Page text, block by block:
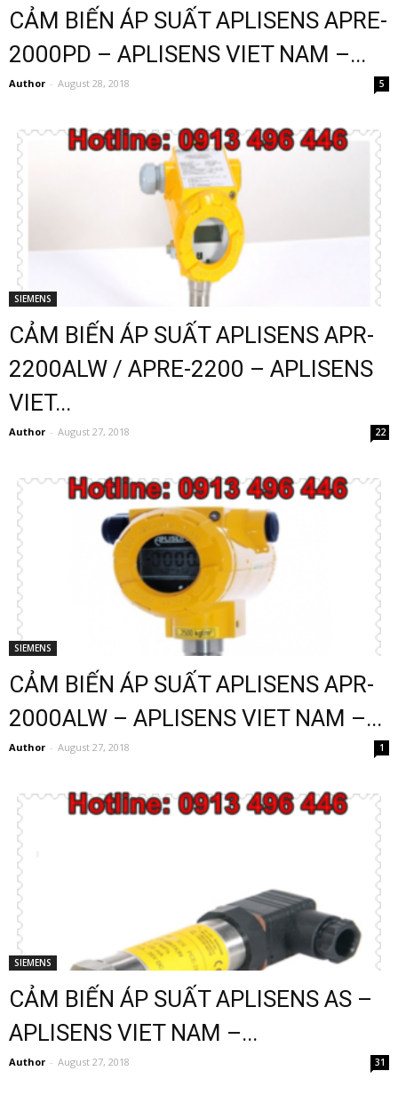
CẢM BIẾN ÁP SUẤT APLISENS APRE-
2000PD – APLISENS VIET NAM –...
Author - August 28, 2018 5
SIEMENS
CẢM BIẾN ÁP SUẤT APLISENS APR-
2200ALW / APRE-2200 – APLISENS
VIET...
Author - August 27, 2018 22
SIEMENS
CẢM BIẾN ÁP SUẤT APLISENS APR-
2000ALW – APLISENS VIET NAM –...
Author - August 27, 2018 1
SIEMENS
CẢM BIẾN ÁP SUẤT APLISENS AS –
APLISENS VIET NAM –...
Author - August 27, 2018 31